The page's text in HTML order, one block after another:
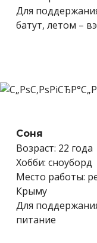
Для
батут, летом –
Соня
Возраст: 22 года
Хобби: сноуборд
Место работы:
Крыму
Для
питание